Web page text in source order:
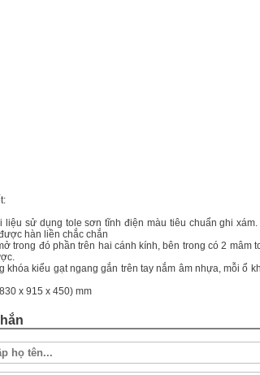
liệu sử dụng tole sơn tĩnh điện màu tiêu chuẩn ghi
hàn liền chắc chắn
trong đó phần trên hai cánh kính, bên trong có 2
khóa kiểu gạt ngang gắn trên tay nắm âm nhựa, mỗi ổ
x 915 x 450) mm